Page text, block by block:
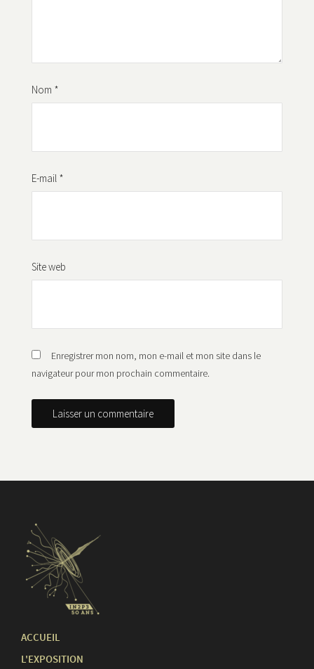
Nom *
E-mail *
Site web
Enregistrer mon nom, mon e-mail et mon site dans le
navigateur pour mon prochain commentaire.
ACCUEIL
L'EXPOSITION